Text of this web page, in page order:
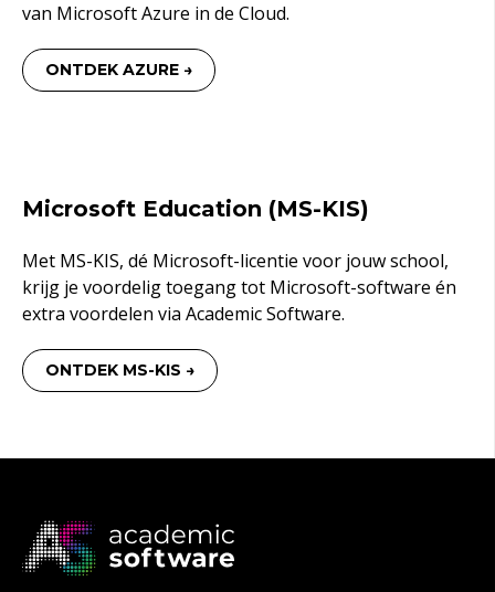
van Microsoft Azure in de Cloud.
ONTDEK AZURE →
Microsoft Education (MS-KIS)
Met MS-KIS, dé Microsoft-licentie voor jouw school,
krijg je voordelig toegang tot Microsoft-software én
extra voordelen via Academic Software.
ONTDEK MS-KIS →